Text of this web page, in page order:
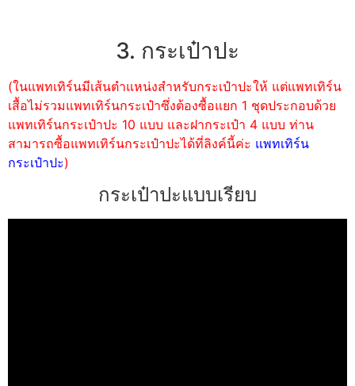
3. กระเป๋าปะ
(ในแพทเทิร์นมีเส้นตำแหน่งสำหรับกระเป๋าปะให้ แต่แพทเทิร์น
เสื้อไม่รวมแพทเทิร์นกระเป๋าซึ่งต้องซื้อแยก 1 ชุดประกอบด้วย
แพทเทิร์นกระเป๋าปะ 10 แบบ และฝากระเป๋า 4 แบบ ท่าน
สามารถซื้อแพทเทิร์นกระเป๋าปะได้ที่ลิงค์นี้ค่ะ แพทเทิร์น
กระเป๋าปะ)
กระเป๋าปะแบบเรียบ